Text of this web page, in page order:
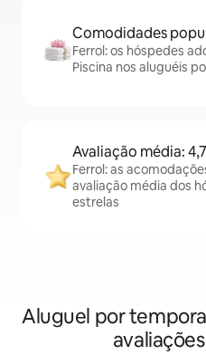
Comodidades
Ferrol: os hóspedes
Piscina nos aluguéis
Avaliação média: 4,7
Ferrol: as
avaliação média dos
estrelas
Aluguel por